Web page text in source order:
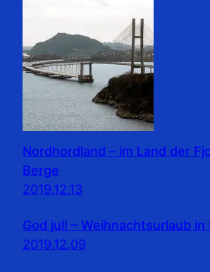
Nordhordland – im Land der
Berge
2019.12.13
God jul! – Weihnachtsurlaub
2019.12.09